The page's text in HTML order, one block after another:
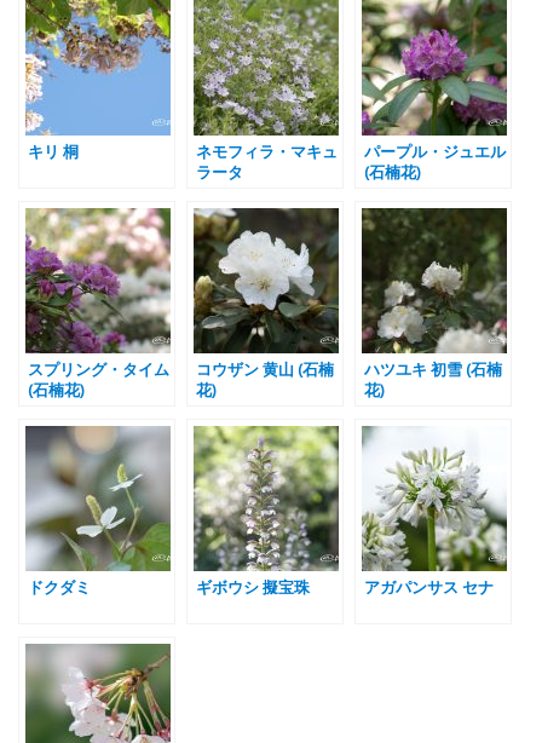
キリ 桐
ネモフィラ・マキュ
ラータ
パープル・ジュエル
(石楠花)
スプリング・タイム
(石楠花)
コウザン 黄山 (石楠
花)
ハツユキ 初雪 (石楠
花)
ドクダミ ギボウシ 擬宝珠 アガパンサス セナ